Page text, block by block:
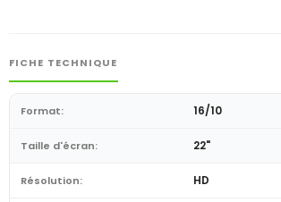
FICHE TECHNIQUE
Format: 16/10
Taille d'écran: 22"
Résolution: HD